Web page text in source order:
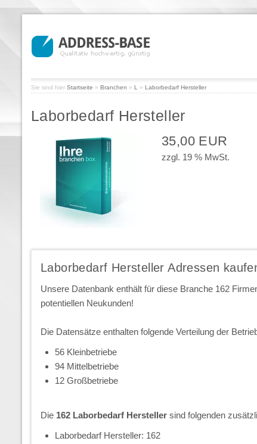
Sie sind hier Startseite » Branchen » L » Laborbedarf Hersteller
Laborbedarf Hersteller
35,00 EUR
zzgl. 19 % MwSt.
Laborbedarf Hersteller Adressen
Unsere Datenbank enthält für diese Branche 162
potentiellen Neukunden!
Die Datensätze enthalten folgende Verteilung der
56 Kleinbetriebe
94 Mittelbetriebe
12 Großbetriebe
Die 162 Laborbedarf Hersteller sind folgenden
Laborbedarf Hersteller: 162